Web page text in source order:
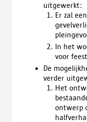
uitgewerkt:
Er zal
In het
voor
De
verder
Het
ontwerp